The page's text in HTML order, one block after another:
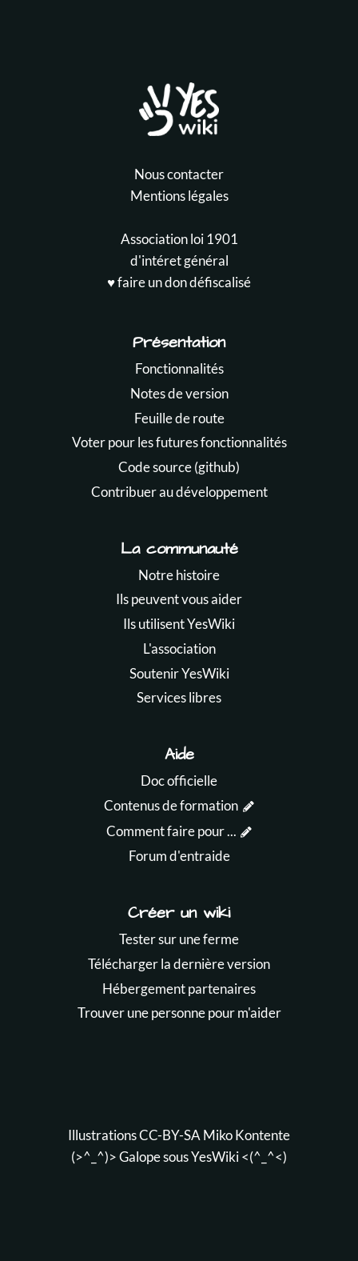
Nous contacter
Mentions légales
Association loi 1901
d'intéret général
♥️ faire un don défiscalisé
Présentation
Fonctionnalités
Notes de version
Feuille de route
Voter pour les futures fonctionnalités
Code source (github)
Contribuer au développement
La communauté
Notre histoire
Ils peuvent vous aider
Ils utilisent YesWiki
L'association
Soutenir YesWiki
Services libres
Aide
Doc officielle
Contenus de formation
Comment faire pour ...
Forum d'entraide
Créer un wiki
Tester sur une ferme
Télécharger la dernière version
Hébergement partenaires
Trouver une personne pour m'aider
Illustrations CC-BY-SAMiko Kontente
(>^_^)> Galope sousYesWiki<(^_^<)